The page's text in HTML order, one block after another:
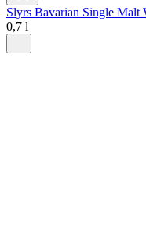
Slyrs Bavarian Single Malt
0,7 l